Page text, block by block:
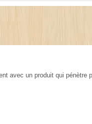
avec un produit qui pénètre